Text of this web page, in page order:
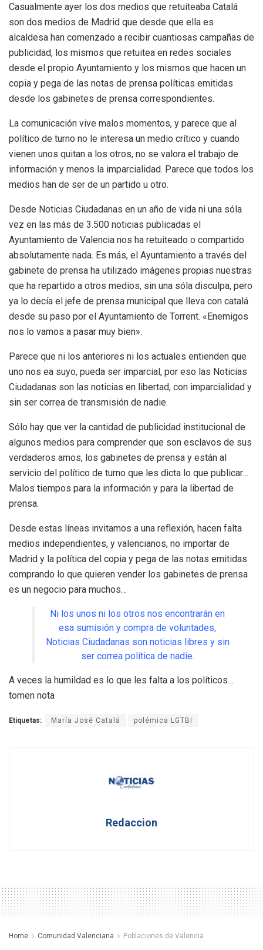
Casualmente ayer los dos medios que retuiteaba Catalá
son dos medios de Madrid que desde que ella es
alcaldesa han comenzado a recibir cuantiosas campañas de
publicidad, los mismos que retuitea en redes sociales
desde el propio Ayuntamiento y los mismos que hacen un
copia y pega de las notas de prensa políticas emitidas
desde los gabinetes de prensa correspondientes.
La comunicación vive malos momentos, y parece que al
político de turno no le interesa un medio crítico y cuando
vienen unos quitan a los otros, no se valora el trabajo de
información y menos la imparcialidad. Parece que todos los
medios han de ser de un partido u otro.
Desde Noticias Ciudadanas en un año de vida ni una sóla
vez en las más de 3.500 noticias publicadas el
Ayuntamiento de Valencia nos ha retuiteado o compartido
absolutamente nada. Es más, el Ayuntamiento a través del
gabinete de prensa ha utilizado imágenes propias nuestras
que ha repartido a otros medios, sin una sóla disculpa, pero
ya lo decía el jefe de prensa municipal que lleva con catalá
desde su paso por el Ayuntamiento de Torrent. «Enemigos
nos lo vamos a pasar muy bien».
Parece que ni los anteriores ni los actuales entienden que
uno nos ea suyo, pueda ser imparcial, por eso las Noticias
Ciudadanas son las noticias en libertad, con imparcialidad y
sin ser correa de transmisión de nadie.
Sólo hay que ver la cantidad de publicidad institucional de
algunos medios para comprender que son esclavos de sus
verdaderos amos, los gabinetes de prensa y están al
servicio del político de turno que les dicta lo que publicar…
Malos tiempos para la información y para la libertad de
prensa.
Desde estas líneas invitamos a una reflexión, hacen falta
medios independientes, y valencianos, no importar de
Madrid y la política del copia y pega de las notas emitidas
comprando lo que quieren vender los gabinetes de prensa
es un negocio para muchos…
Ni los unos ni los otros nos encontrarán en
esa sumisión y compra de voluntades,
Noticias Ciudadanas son noticias libres y sin
ser correa política de nadie.
A veces la humildad es lo que les falta a los políticos…
tomen nota
Etiquetas: María José Catalá polémica LGTBI
Redaccion
Home Comunidad Valenciana Poblaciones de Valencia